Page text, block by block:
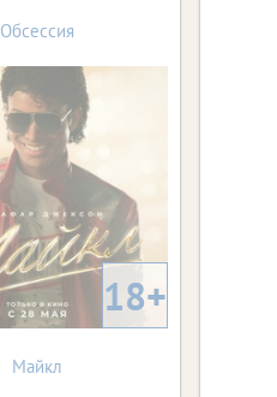
Обсессия
18+
Майкл